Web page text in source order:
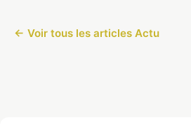
← Voir tous les articles Actu